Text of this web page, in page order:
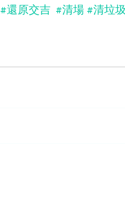
#還原交吉 #清場 #清垃圾